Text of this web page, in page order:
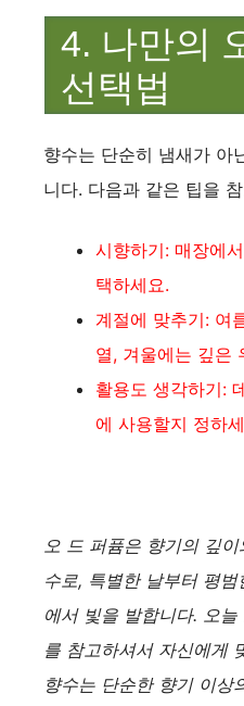
4. 나만의
선택법
향수는 단순히 냄새가 아
니다. 다음과 같은 팁을
시향하기: 매장에
택하세요.
계절에 맞추기: 여
열, 겨울에는 깊은
활용도 생각하기:
에 사용할지 정하
오 드 퍼퓸은 향기의 깊
수로, 특별한 날부터 평
에서 빛을 발합니다. 오
를 참고하셔서 자신에게
향수는 단순한 향기 이상